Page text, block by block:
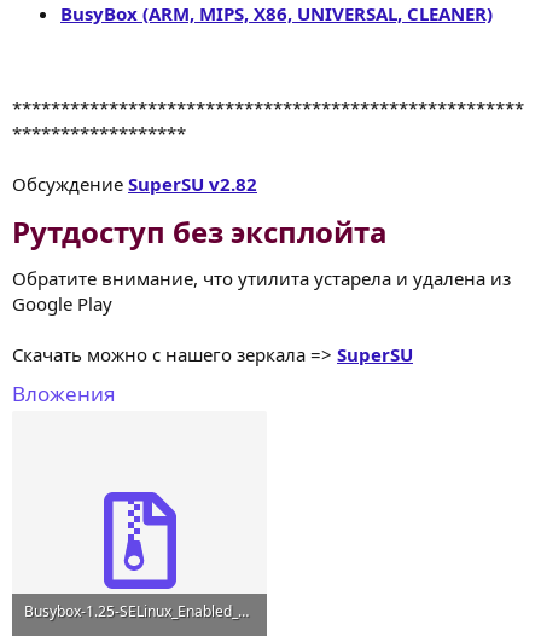
BusyBox (ARM, MIPS, X86, UNIVERSAL, CLEANER)
*****************************************************
******************
Обсуждение SuperSU v2.82
Рутдоступ без эксплойта
Обратите внимание, что утилита устарела и удалена из
Google Play
Скачать можно с нашего зеркала => SuperSU
Вложения
Busybox-1.25-SELinux_Enabled_arm.zip